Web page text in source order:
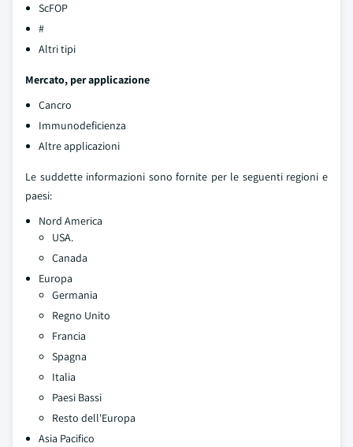
ScFOP
#
Altri tipi
Mercato, per applicazione
Cancro
Immunodeficienza
Altre applicazioni
Le suddette informazioni sono fornite per le seguenti regioni e
paesi:
Nord America
USA.
Canada
Europa
Germania
Regno Unito
Francia
Spagna
Italia
Paesi Bassi
Resto dell'Europa
Asia Pacifico